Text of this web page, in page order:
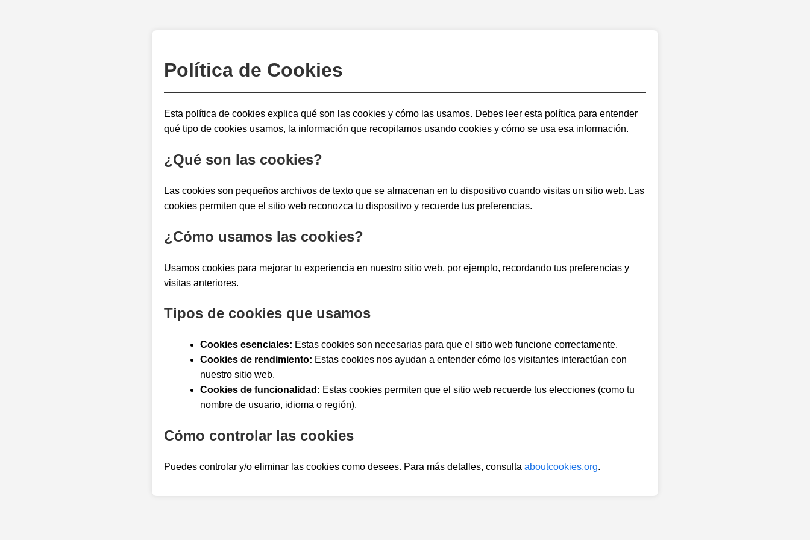
Política de Cookies
Esta política de cookies explica qué son las cookies y cómo las usamos. Debes leer esta política para entender
qué tipo de cookies usamos, la información que recopilamos usando cookies y cómo se usa esa información.
¿Qué son las cookies?
Las cookies son pequeños archivos de texto que se almacenan en tu dispositivo cuando visitas un sitio web. Las
cookies permiten que el sitio web reconozca tu dispositivo y recuerde tus preferencias.
¿Cómo usamos las cookies?
Usamos cookies para mejorar tu experiencia en nuestro sitio web, por ejemplo, recordando tus preferencias y
visitas anteriores.
Tipos de cookies que usamos
Cookies esenciales: Estas cookies son necesarias para que el sitio web funcione correctamente.
Cookies de rendimiento: Estas cookies nos ayudan a entender cómo los visitantes interactúan con
nuestro sitio web.
Cookies de funcionalidad: Estas cookies permiten que el sitio web recuerde tus elecciones (como tu
nombre de usuario, idioma o región).
Cómo controlar las cookies
Puedes controlar y/o eliminar las cookies como desees. Para más detalles, consulta aboutcookies.org.